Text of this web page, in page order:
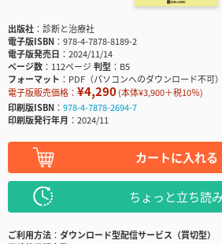
出版社
診断と治療社
電子版ISBN
978-4-7878-8189-2
電子版発売日
2024/11/14
ページ数
112ページ判型
B5
フォーマット
PDF（パソコンへのダウンロード不可）
電子版販売価格： ¥4,290(本体¥3,900＋税10％)
印刷版ISBN
978-4-7878-2694-7
印刷版発行年月
2024/11
カートに入れる
ちょっと立ち読み
ご利用方法
ダウンロード型配信サービス（買切型）